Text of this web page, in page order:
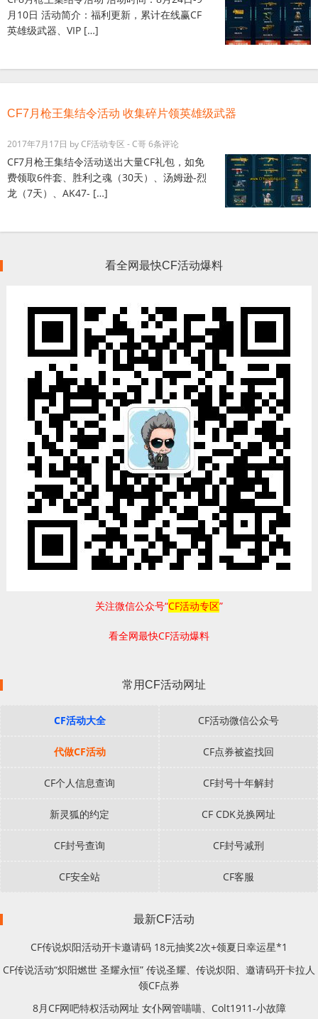
月10日 活动简介：福利更新，累计在线赢CF
英雄级武器、VIP […]
CF7月枪王集结令活动 收集碎片领英雄级武器
2017年7月17日 byCF活动专区 - C哥6条评论
CF7月枪王集结令活动送出大量CF礼包，如免
费领取6件套、胜利之魂（30天）、汤姆逊-烈
龙（7天）、AK47- […]
看全网最快CF活动爆料
关注微信公众号“CF活动专区”
看全网最快CF活动爆料
常用CF活动网址
CF活动大全 CF活动微信公众号
代做CF活动 CF点券被盗找回
CF个人信息查询 CF封号十年解封
新灵狐的约定 CF CDK兑换网址
CF封号查询 CF封号减刑
CF安全站 CF客服
最新CF活动
CF传说炽阳活动开卡邀请码 18元抽奖2次+领夏日幸运星*1
CF传说活动“炽阳燃世 圣耀永恒” 传说圣耀、传说炽阳、邀请码开卡拉人
领CF点券
8月CF网吧特权活动网址 女仆网管喵喵、Colt1911-小故障